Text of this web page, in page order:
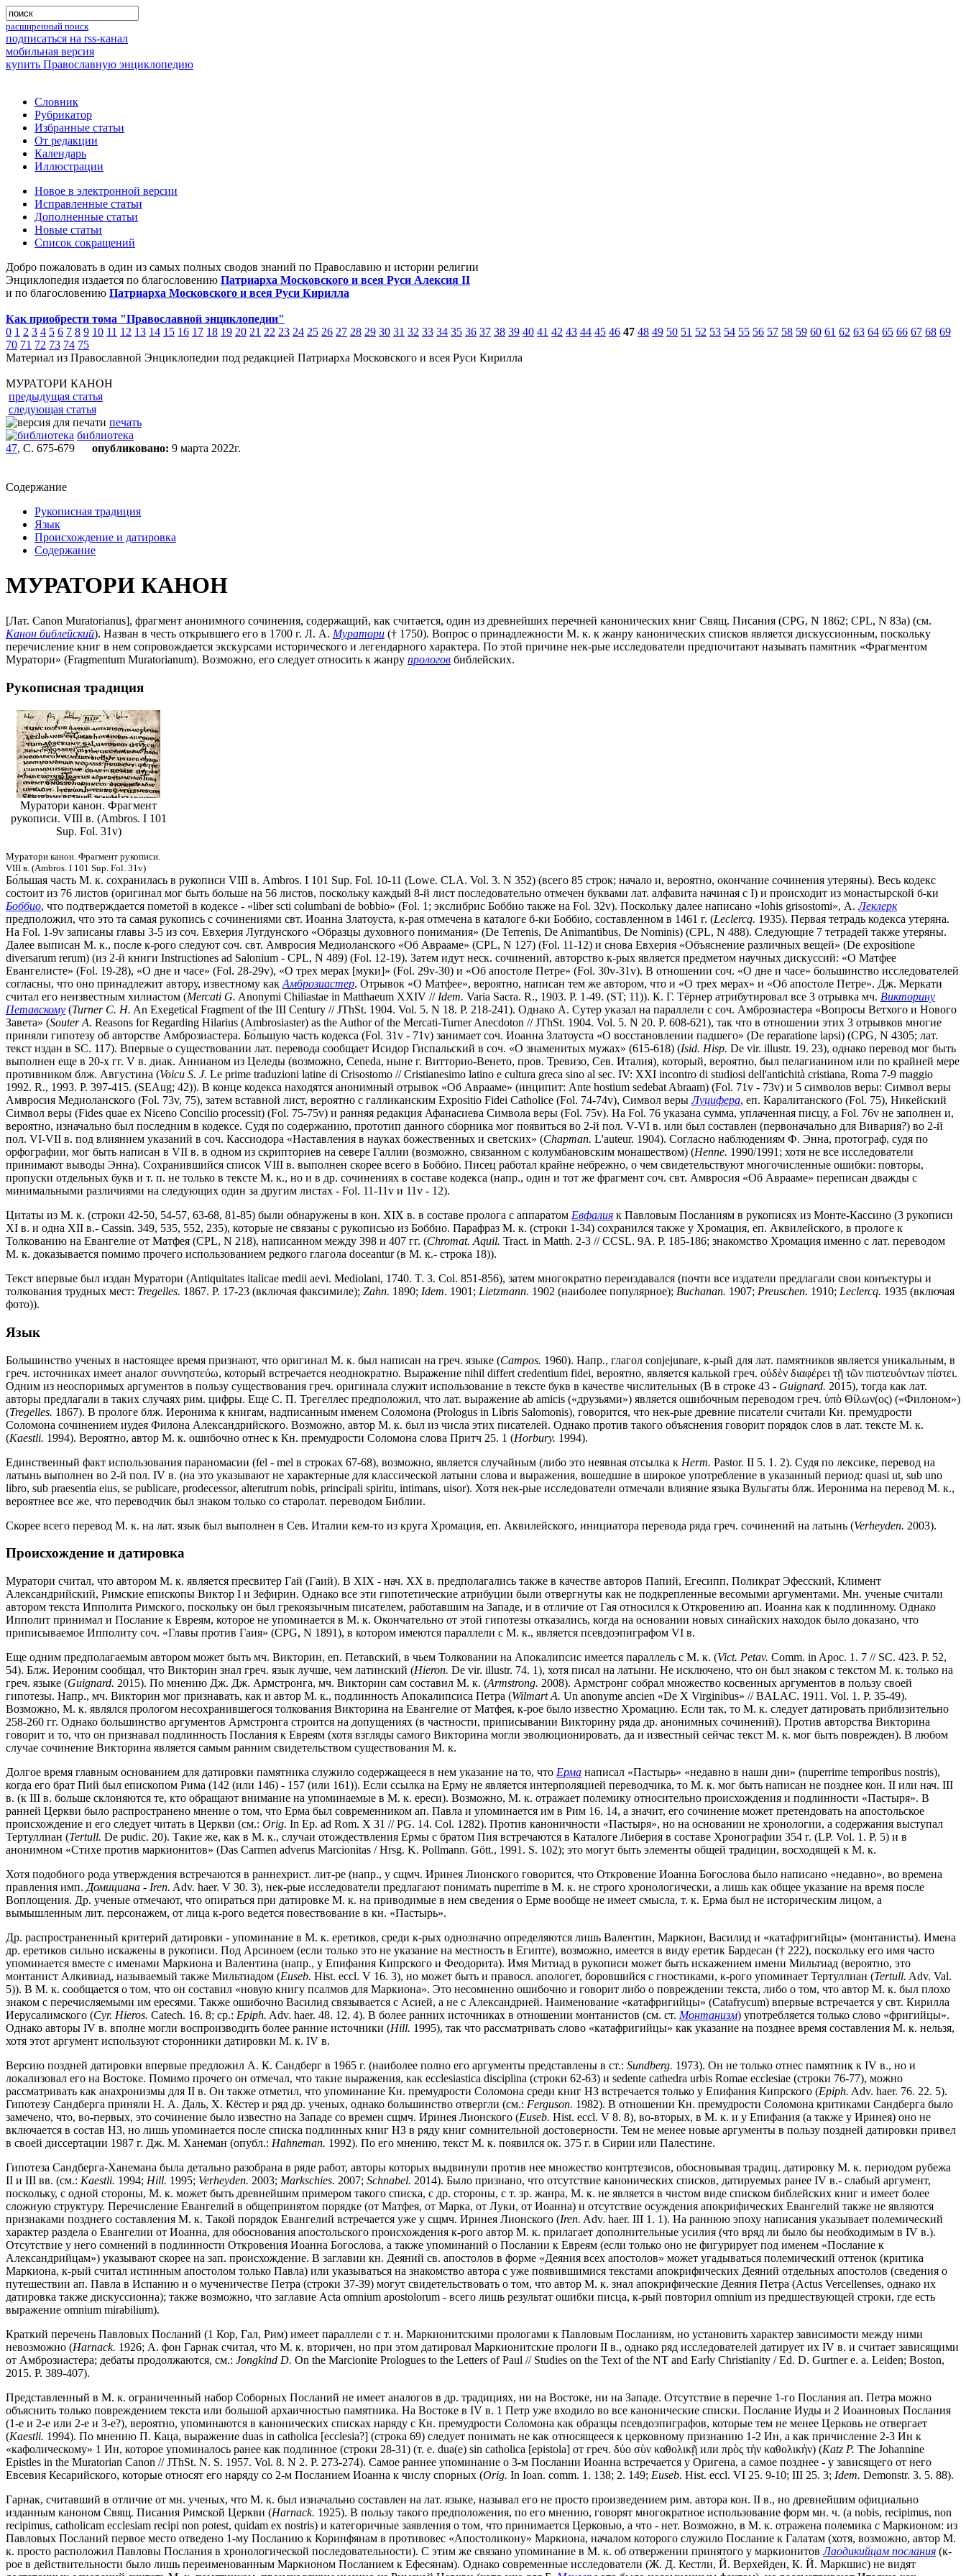
расширенный поиск
подписаться на rss-канал
мобильная версия
купить Православную энциклопедию
Словник
Рубрикатор
Избранные статьи
От редакции
Календарь
Иллюстрации
Новое в электронной версии
Исправленные статьи
Дополненные статьи
Новые статьи
Список сокращений
Добро пожаловать в один из самых полных сводов знаний по Православию и истории религии
Энциклопедия издается по благословению Патриарха Московского и всея Руси Алексия II
и по благословению Патриарха Московского и всея Руси Кирилла
Как приобрести тома "Православной энциклопедии"
0 1 2 3 4 5 6 7 8 9 10 11 12 13 14 15 16 17 18 19 20 21 22 23 24 25 26 27 28 29 30 31 32 33 34 35 36 37 38 39 40 41 42 43 44 45 46 47 48 49 50 51 52 53 54 55 56 57 58 59 60 61 62 63 64 65 66 67 68 69
70 71 72 73 74 75
Материал из Православной Энциклопедии под редакцией Патриарха Московского и всея Руси Кирилла
МУРАТОРИ КАНОН
предыдущая статья
следующая статья
печать
библиотека
47, С. 675-679 опубликовано: 9 марта 2022г.
Содержание
Рукописная традиция
Язык
Происхождение и датировка
Содержание
МУРАТОРИ КАНОН
[Лат. Canon Muratorianus], фрагмент анонимного сочинения, содержащий, как считается, один из древнейших перечней канонических книг Свящ. Писания (CPG, N 1862; CPL, N 83a) (см.
Канон библейский). Назван в честь открывшего его в 1700 г. Л. А. Муратори († 1750). Вопрос о принадлежности М. к. к жанру канонических списков является дискуссионным, поскольку
перечисление книг в нем сопровождается экскурсами исторического и легендарного характера. По этой причине нек-рые исследователи предпочитают называть памятник «Фрагментом
Муратори» (Fragmentum Muratorianum). Возможно, его следует относить к жанру прологов библейских.
Рукописная традиция
Муратори канон. Фрагмент
рукописи. VIII в. (Ambros. I 101
Sup. Fol. 31v)
Муратори канон. Фрагмент рукописи.
VIII в. (Ambros. I 101 Sup. Fol. 31v)
Бо́льшая часть М. к. сохранилась в рукописи VIII в. Ambros. I 101 Sup. Fol. 10-11 (Lowe. CLA. Vol. 3. N 352) (всего 85 строк; начало и, вероятно, окончание сочинения утеряны). Весь кодекс
состоит из 76 листов (оригинал мог быть больше на 56 листов, поскольку каждый 8-й лист последовательно отмечен буквами лат. алфавита начиная с I) и происходит из монастырской б-ки
Боббио, что подтверждается пометой в кодексе - «liber scti columbani de bobbio» (Fol. 1; экслибрис Боббио также на Fol. 32v). Поскольку далее написано «Iohis grisostomi», А.Леклерк
предположил, что это та самая рукопись с сочинениями свт. Иоанна Златоуста, к-рая отмечена в каталоге б-ки Боббио, составленном в 1461 г. (Leclercq. 1935). Первая тетрадь кодекса утеряна.
На Fol. 1-9v записаны главы 3-5 из соч. Евхерия Лугдунского «Образцы духовного понимания» (De Terrenis, De Animantibus, De Nominis) (CPL, N 488). Следующие 7 тетрадей также утеряны.
Далее выписан М. к., после к-рого следуют соч. свт. Амвросия Медиоланского «Об Аврааме» (CPL, N 127) (Fol. 11-12) и снова Евхерия «Объяснение различных вещей» (De expositione
diversarum rerum) (из 2-й книги Instructiones ad Salonium - CPL, N 489) (Fol. 12-19). Затем идут неск. сочинений, авторство к-рых является предметом научных дискуссий: «О Матфее
Евангелисте» (Fol. 19-28), «О дне и часе» (Fol. 28-29v), «О трех мерах [муки]» (Fol. 29v-30) и «Об апостоле Петре» (Fol. 30v-31v). В отношении соч. «О дне и часе» большинство исследователей
согласны, что оно принадлежит автору, известному как Амброзиастер. Отрывок «О Матфее», вероятно, написан тем же автором, что и «О трех мерах» и «Об апостоле Петре». Дж. Меркати
считал его неизвестным хилиастом (Mercati G. Anonymi Chiliastae in Matthaeum XXIV // Idem. Varia Sacra. R., 1903. P. 1-49. (ST; 11)). К. Г. Тёрнер атрибутировал все 3 отрывка мч. Викторину
Петавскому (Turner C. H. An Exegetical Fragment of the III Century // JThSt. 1904. Vol. 5. N 18. P. 218-241). Однако А. Сутер указал на параллели с соч. Амброзиастера «Вопросы Ветхого и Нового
Завета» (Souter A. Reasons for Regarding Hilarius (Ambrosiaster) as the Author of the Mercati-Turner Anecdoton // JThSt. 1904. Vol. 5. N 20. P. 608-621), так что в отношении этих 3 отрывков многие
приняли гипотезу об авторстве Амброзиастера. Бо́льшую часть кодекса (Fol. 31v - 71v) занимает соч. Иоанна Златоуста «О восстановлении падшего» (De reparatione lapsi) (CPG, N 4305; лат.
текст издан в SC. 117). Впервые о существовании лат. перевода сообщает Исидор Гиспальский в соч. «О знаменитых мужах» (615-618) (Isid. Hisp. De vir. illustr. 19. 23), однако перевод мог быть
выполнен еще в 20-х гг. V в. диак. Аннианом из Целеды (возможно, Ceneda, ныне г. Витторио-Венето, пров. Тревизо, Сев. Италия), который, вероятно, был пелагианином или по крайней мере
противником блж. Августина (Voicu S. J. Le prime traduzioni latine di Crisostomo // Cristianesimo latino e cultura greca sino al sec. IV: XXI incontro di studiosi dell'antichità cristiana, Roma 7-9 maggio
1992. R., 1993. P. 397-415. (SEAug; 42)). В конце кодекса находятся анонимный отрывок «Об Аврааме» (инципит: Ante hostium sedebat Abraam) (Fol. 71v - 73v) и 5 символов веры: Символ веры
Амвросия Медиоланского (Fol. 73v, 75), затем вставной лист, вероятно с галликанским Expositio Fidei Catholice (Fol. 74-74v), Символ верыЛуцифера, еп. Каралитанского (Fol. 75), Никейский
Символ веры (Fides quae ex Niceno Concilio processit) (Fol. 75-75v) и ранняя редакция Афанасиева Символа веры (Fol. 75v). На Fol. 76 указана сумма, уплаченная писцу, а Fol. 76v не заполнен и,
вероятно, изначально был последним в кодексе. Судя по содержанию, прототип данного сборника мог появиться во 2-й пол. V-VI в. или был составлен (первоначально для Вивария?) во 2-й
пол. VI-VII в. под влиянием указаний в соч. Кассиодора «Наставления в науках божественных и светских» (Chapman. L'auteur. 1904). Согласно наблюдениям Ф. Энна, протограф, судя по
орфографии, мог быть написан в VII в. в одном из скрипториев на севере Галлии (возможно, связанном с колумбановским монашеством) (Henne. 1990/1991; хотя не все исследователи
принимают выводы Энна). Сохранившийся список VIII в. выполнен скорее всего в Боббио. Писец работал крайне небрежно, о чем свидетельствуют многочисленные ошибки: повторы,
пропуски отдельных букв и т. п. не только в тексте М. к., но и в др. сочинениях в составе кодекса (напр., один и тот же фрагмент соч. свт. Амвросия «Об Аврааме» переписан дважды с
минимальными различиями на следующих один за другим листах - Fol. 11-11v и 11v - 12).
Цитаты из М. к. (строки 42-50, 54-57, 63-68, 81-85) были обнаружены в кон. XIX в. в составе пролога с аппаратом Евфалия к Павловым Посланиям в рукописях из Монте-Кассино (3 рукописи
XI в. и одна XII в.- Cassin. 349, 535, 552, 235), которые не связаны с рукописью из Боббио. Парафраз М. к. (строки 1-34) сохранился также у Хромация, еп. Аквилейского, в прологе к
Толкованию на Евангелие от Матфея (CPL, N 218), написанном между 398 и 407 гг. (Chromat. Aquil. Tract. in Matth. 2-3 // CCSL. 9A. P. 185-186; знакомство Хромация именно с лат. переводом
М. к. доказывается помимо прочего использованием редкого глагола doceantur (в М. к.- строка 18)).
Текст впервые был издан Муратори (Antiquitates italicae medii aevi. Mediolani, 1740. T. 3. Col. 851-856), затем многократно переиздавался (почти все издатели предлагали свои конъектуры и
толкования трудных мест: Tregelles. 1867. P. 17-23 (включая факсимиле); Zahn. 1890; Idem. 1901; Lietzmann. 1902 (наиболее популярное); Buchanan. 1907; Preuschen. 1910; Leclercq. 1935 (включая
фото)).
Язык
Большинство ученых в настоящее время признают, что оригинал М. к. был написан на греч. языке (Campos. 1960). Напр., глагол conjejunare, к-рый для лат. памятников является уникальным, в
греч. источниках имеет аналог συννηστεύω, который встречается неоднократно. Выражение nihil differt credentium fidei, вероятно, является калькой греч. οὐδὲν διαφέρει τῇ τῶν πιστευόντων πίστει.
Одним из неоспоримых аргументов в пользу существования греч. оригинала служит использование в тексте букв в качестве числительных (B в строке 43 - Guignard. 2015), тогда как лат.
авторы предлагали в таких случаях рим. цифры. Еще С. П. Трегеллес предположил, что лат. выражение ab amicis («друзьями») является ошибочным переводом греч. ὑπὸ Θίλων(ος) («Филоном»)
(Tregelles. 1867). В прологе блж. Иеронима к книгам, надписанным именем Соломона (Prologus in Libris Salomonis), говорится, что нек-рые древние писатели считали Кн. премудрости
Соломона сочинением иудея Филона Александрийского. Возможно, автор М. к. был из числа этих писателей. Однако против такого объяснения говорит порядок слов в лат. тексте М. к.
(Kaestli. 1994). Вероятно, автор М. к. ошибочно отнес к Кн. премудрости Соломона слова Притч 25. 1 (Horbury. 1994).
Единственный факт использования параномасии (fel - mel в строках 67-68), возможно, является случайным (либо это неявная отсылка к Herm. Pastor. II 5. 1. 2). Судя по лексике, перевод на
латынь выполнен во 2-й пол. IV в. (на это указывают не характерные для классической латыни слова и выражения, вошедшие в широкое употребление в указанный период: quasi ut, sub uno
libro, sub praesentia eius, se publicare, prodecessor, alterutrum nobis, principali spiritu, intimans, uisor). Хотя нек-рые исследователи отмечали влияние языка Вульгаты блж. Иеронима на перевод М. к.,
вероятнее все же, что переводчик был знаком только со старолат. переводом Библии.
Скорее всего перевод М. к. на лат. язык был выполнен в Сев. Италии кем-то из круга Хромация, еп. Аквилейского, инициатора перевода ряда греч. сочинений на латынь (Verheyden. 2003).
Происхождение и датировка
Муратори считал, что автором М. к. является пресвитер Гай (Гаий). В XIX - нач. XX в. предполагались также в качестве авторов Папий, Егесипп, Поликрат Эфесский, Климент
Александрийский, Римские епископы Виктор I и Зефирин. Однако все эти гипотетические атрибуции были отвергнуты как не подкрепленные весомыми аргументами. Мн. ученые считали
автором текста Ипполита Римского, поскольку он был грекоязычным писателем, работавшим на Западе, и в отличие от Гая относился к Откровению ап. Иоанна как к подлинному. Однако
Ипполит принимал и Послание к Евреям, которое не упоминается в М. к. Окончательно от этой гипотезы отказались, когда на основании новых синайских находок было доказано, что
приписываемое Ипполиту соч. «Главы против Гаия» (CPG, N 1891), в котором имеются параллели с М. к., является псевдоэпиграфом VI в.
Еще одним предполагаемым автором может быть мч. Викторин, еп. Петавский, в чьем Толковании на Апокалипсис имеется параллель с М. к. (Vict. Petav. Comm. in Apoc. 1. 7 // SC. 423. P. 52,
54). Блж. Иероним сообщал, что Викторин знал греч. язык лучше, чем латинский (Hieron. De vir. illustr. 74. 1), хотя писал на латыни. Не исключено, что он был знаком с текстом М. к. только на
греч. языке (Guignard. 2015). По мнению Дж. Дж. Армстронга, мч. Викторин сам составил М. к. (Armstrong. 2008). Армстронг собрал множество косвенных аргументов в пользу своей
гипотезы. Напр., мч. Викторин мог признавать, как и автор М. к., подлинность Апокалипсиса Петра (Wilmart A. Un anonyme ancien «De X Virginibus» // BALAC. 1911. Vol. 1. P. 35-49).
Возможно, М. к. являлся прологом несохранившегося толкования Викторина на Евангелие от Матфея, к-рое было известно Хромацию. Если так, то М. к. следует датировать приблизительно
258-260 гг. Однако большинство аргументов Армстронга строится на допущениях (в частности, приписывании Викторину ряда др. анонимных сочинений). Против авторства Викторина
говорит и то, что он признавал подлинность Послания к Евреям (хотя взгляды самого Викторина могли эволюционировать, да и известный сейчас текст М. к. мог быть поврежден). В любом
случае сочинение Викторина является самым ранним свидетельством существования М. к.
Долгое время главным основанием для датировки памятника служило содержащееся в нем указание на то, что Ерма написал «Пастырь» «недавно в наши дни» (nuperrime temporibus nostris),
когда его брат Пий был епископом Рима (142 (или 146) - 157 (или 161)). Если ссылка на Ерму не является интерполяцией переводчика, то М. к. мог быть написан не позднее кон. II или нач. III
в. (к III в. больше склоняются те, кто обращают внимание на упоминаемые в М. к. ереси). Возможно, М. к. отражает полемику относительно происхождения и подлинности «Пастыря». В
ранней Церкви было распространено мнение о том, что Ерма был современником ап. Павла и упоминается им в Рим 16. 14, а значит, его сочинение может претендовать на апостольское
происхождение и его следует читать в Церкви (см.: Orig. In Ep. ad Rom. X 31 // PG. 14. Col. 1282). Против каноничности «Пастыря», но на основании не хронологии, а содержания выступал
Тертуллиан (Tertull. De pudic. 20). Такие же, как в М. к., случаи отождествления Ермы с братом Пия встречаются в Каталоге Либерия в составе Хронографии 354 г. (LP. Vol. 1. P. 5) и в
анонимном «Стихе против маркионитов» (Das Carmen adverus Marcionitas / Hrsg. K. Pollmann. Gött., 1991. S. 102); это могут быть элементы общей традиции, восходящей к М. к.
Хотя подобного рода утверждения встречаются в раннехрист. лит-ре (напр., у сщмч. Иринея Лионского говорится, что Откровение Иоанна Богослова было написано «недавно», во времена
правления имп. Домициана - Iren. Adv. haer. V 30. 3), нек-рые исследователи предлагают понимать nuperrime в М. к. не строго хронологически, а лишь как общее указание на время после
Воплощения. Др. ученые отмечают, что опираться при датировке М. к. на приводимые в нем сведения о Ерме вообще не имеет смысла, т. к. Ерма был не историческим лицом, а
вымышленным лит. персонажем, от лица к-рого ведется повествование в кн. «Пастырь».
Др. распространенный критерий датировки - упоминание в М. к. еретиков, среди к-рых однозначно определяются лишь Валентин, Маркион, Василид и «катафригийцы» (монтанисты). Имена
др. еретиков сильно искажены в рукописи. Под Арсиноем (если только это не указание на местность в Египте), возможно, имеется в виду еретик Бардесан († 222), поскольку его имя часто
упоминается вместе с именами Маркиона и Валентина (напр., у Епифания Кипрского и Феодорита). Имя Митиад в рукописи может быть искажением имени Мильтиад (вероятно, это
монтанист Алкивиад, называемый также Мильтиадом (Euseb. Hist. eccl. V 16. 3), но может быть и правосл. апологет, боровшийся с гностиками, к-рого упоминает Тертуллиан (Tertull. Adv. Val.
5)). В М. к. сообщается о том, что он составил «новую книгу псалмов для Маркиона». Это несомненно ошибочно и говорит либо о повреждении текста, либо о том, что автор М. к. был плохо
знаком с перечисляемыми им ересями. Также ошибочно Василид связывается с Асией, а не с Александрией. Наименование «катафригийцы» (Catafrycum) впервые встречается у свт. Кирилла
Иерусалимского (Cyr. Hieros. Catech. 16. 8; ср.: Epiph. Adv. haer. 48. 12. 4). В более ранних источниках в отношении монтанистов (см. ст. Монтанизм) употребляется только слово «фригийцы».
Однако авторы IV в. вполне могли воспроизводить более ранние источники (Hill. 1995), так что рассматривать слово «катафригийцы» как указание на позднее время составления М. к. нельзя,
хотя этот аргумент используют сторонники датировки М. к. IV в.
Версию поздней датировки впервые предложил А. К. Сандберг в 1965 г. (наиболее полно его аргументы представлены в ст.: Sundberg. 1973). Он не только отнес памятник к IV в., но и
локализовал его на Востоке. Помимо прочего он отмечал, что такие выражения, как ecclesiastica disciplina (строки 62-63) и sedente cathedra urbis Romae ecclesiae (строки 76-77), можно
рассматривать как анахронизмы для II в. Он также отметил, что упоминание Кн. премудрости Соломона среди книг НЗ встречается только у Епифания Кипрского (Epiph. Adv. haer. 76. 22. 5).
Гипотезу Сандберга приняли Н. А. Даль, Х. Кёстер и ряд др. ученых, однако большинство отвергли (см.: Ferguson. 1982). В отношении Кн. премудрости Соломона критиками Сандберга было
замечено, что, во-первых, это сочинение было известно на Западе со времен сщмч. Иринея Лионского (Euseb. Hist. eccl. V 8. 8), во-вторых, в М. к. и у Епифания (а также у Иринея) оно не
включается в состав НЗ, но лишь упоминается после списка подлинных книг НЗ в ряду книг сомнительной достоверности. Тем не менее новые аргументы в пользу поздней датировки привел
в своей диссертации 1987 г. Дж. М. Ханеман (опубл.: Hahneman. 1992). По его мнению, текст М. к. появился ок. 375 г. в Сирии или Палестине.
Гипотеза Сандберга-Ханемана была детально разобрана в ряде работ, авторы которых выдвинули против нее множество контртезисов, обосновывая традиц. датировку М. к. периодом рубежа
II и III вв. (см.: Kaestli. 1994; Hill. 1995; Verheyden. 2003; Markschies. 2007; Schnabel. 2014). Было признано, что отсутствие канонических списков, датируемых ранее IV в.- слабый аргумент,
поскольку, с одной стороны, М. к. может быть древнейшим примером такого списка, с др. стороны, с т. зр. жанра, М. к. не является в чистом виде списком библейских книг и имеет более
сложную структуру. Перечисление Евангелий в общепринятом порядке (от Матфея, от Марка, от Луки, от Иоанна) и отсутствие осуждения апокрифических Евангелий также не являются
признаками позднего составления М. к. Такой порядок Евангелий встречается уже у сщмч. Иринея Лионского (Iren. Adv. haer. III 1. 1). На раннюю эпоху написания указывает полемический
характер раздела о Евангелии от Иоанна, для обоснования апостольского происхождения к-рого автор М. к. прилагает дополнительные усилия (что вряд ли было бы необходимым в IV в.).
Отсутствие у него сомнений в подлинности Откровения Иоанна Богослова, а также упоминаний о Послании к Евреям (если только оно не фигурирует под именем «Послание к
Александрийцам») указывают скорее на зап. происхождение. В заглавии кн. Деяний св. апостолов в форме «Деяния всех апостолов» может угадываться полемический оттенок (критика
Маркиона, к-рый считал истинным апостолом только Павла) или указываться на знакомство автора с уже появившимися текстами апокрифических Деяний отдельных апостолов (сведения о
путешествии ап. Павла в Испанию и о мученичестве Петра (строки 37-39) могут свидетельствовать о том, что автор М. к. знал апокрифические Деяния Петра (Actus Vercellenses, однако их
датировка также дискуссионна); также возможно, что заглавие Acta omnium apostolorum - всего лишь результат ошибки писца, к-рый повторил omnium из предшествующей строки, где есть
выражение omnium mirabilium).
Краткий перечень Павловых Посланий (1 Кор, Гал, Рим) имеет параллели с т. н. Маркионитскими прологами к Павловым Посланиям, но установить характер зависимости между ними
невозможно (Harnack. 1926; А. фон Гарнак считал, что М. к. вторичен, но при этом датировал Маркионитские прологи II в., однако ряд исследователей датирует их IV в. и считает зависящими
от Амброзиастера; дебаты продолжаются, см.: Jongkind D. On the Marcionite Prologues to the Letters of Paul // Studies on the Text of the NT and Early Christianity / Ed. D. Gurtner e. a. Leiden; Boston,
2015. P. 389-407).
Представленный в М. к. ограниченный набор Соборных Посланий не имеет аналогов в др. традициях, ни на Востоке, ни на Западе. Отсутствие в перечне 1-го Послания ап. Петра можно
объяснить только повреждением текста или большой архаичностью памятника. На Востоке в IV в. 1 Петр уже входило во все канонические списки. Послание Иуды и 2 Иоанновых Послания
(1-е и 2-е или 2-е и 3-е?), вероятно, упоминаются в канонических списках наряду с Кн. премудрости Соломона как образцы псевдоэпиграфов, которые тем не менее Церковь не отвергает
(Kaestli. 1994). По мнению П. Каца, выражение duas in catholica [ecclesia?] (строка 69) следует понимать не как относящееся к церковному признанию 1-2 Ин, а как причисление 2-3 Ин к
«кафолическому» 1 Ин, которое упоминалось ранее как подлинное (строки 28-31) (т. е. dua(e) sin catholica [epistola] от греч. δύο σὺν καθολικῇ или πρὸς τὴν καθολικήν) (Katz P. The Johannine
Epistles in the Muratorian Canon // JThSt. N. S. 1957. Vol. 8. N 2. P. 273-274). Самое раннее упоминание о 3-м Послании Иоанна встречается у Оригена, а самое позднее - у зависящего от него
Евсевия Кесарийского, которые относят его наряду со 2-м Посланием Иоанна к числу спорных (Orig. In Ioan. comm. 1. 138; 2. 149; Euseb. Hist. eccl. VI 25. 9-10; III 25. 3; Idem. Demonstr. 3. 5. 88).
Гарнак, считавший в отличие от мн. ученых, что М. к. был изначально составлен на лат. языке, называл его не просто произведением рим. автора кон. II в., но древнейшим официально
изданным каноном Свящ. Писания Римской Церкви (Harnack. 1925). В пользу такого предположения, по его мнению, говорят многократное использование форм мн. ч. (a nobis, recipimus, non
recipimus, catholicam ecclesiam recipi non potest, quidam ex nostris) и категоричные заявления о том, что принимается Церковью, а что - нет. Возможно, в М. к. отражена полемика с Маркионом: из
Павловых Посланий первое место отведено 1-му Посланию к Коринфянам в противовес «Апостоликону» Маркиона, началом которого служило Послание к Галатам (хотя, возможно, автор М.
к. просто расположил Павловы Послания в хронологической последовательности). С этим же связано упоминание в М. к. об отвержении принятого у маркионитовЛаодикийцам послания (к-
рое в действительности было лишь переименованным Маркионом Посланием к Ефесянам). Однако современные исследователи (Ж. Д. Кестли, Й. Верхейден, К. Й. Маркшис) не видят